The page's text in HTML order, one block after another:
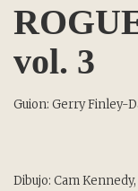
vol. 3
Guion: Gerry Finley-
Dibujo: Cam